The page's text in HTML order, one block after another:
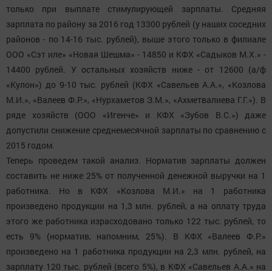
только при выплате стимулирующей зарплаты. Средняя
зарплата по району за 2016 год 13300 рублей (у наших соседних
районов - по 14-16 тыс. рублей), выше этого только в филиале
ООО «Сэт иле» «Новая Шешма» - 14850 и КФХ «Садыков М.Х.» -
14400 рублей. У остальных хозяйств ниже - от 12600 (а/ф
«Кулон») до 9-10 тыс. рублей (КФХ «Савельев А.А.», «Козлова
М.И.», «Валеев Ф.Р.», «Нурхаметов З.М.», «Ахметвалиева Г.Г.»). В
ряде хозяйств (ООО «Игенче» и КФХ «Зубов В.С.») даже
допустили снижение среднемесячной зарплаты по сравнению с
2015 годом.
Теперь проведем такой анализ. Норматив зарплаты должен
составить не ниже 25% от полученной денежной выручки на 1
работника. Но в КФХ «Козлова М.И.» на 1 работника
произведено продукции на 1,3 млн. рублей, а на оплату труда
этого же работника израсходовано только 122 тыс. рублей, то
есть 9% (норматив, напомним, 25%). В КФХ «Валеев Ф.Р.»
произведено на 1 работника продукции на 2,3 млн. рублей, на
зарплату 120 тыс. рублей (всего 5%), в КФХ «Савельев А.А.» на